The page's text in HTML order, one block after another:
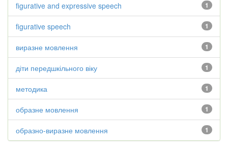
1
figurative and expressive speech
1
figurative speech
1
виразне мовлення
1
діти передшкільного віку
1
методика
1
образне мовлення
1
образно-виразне мовлення